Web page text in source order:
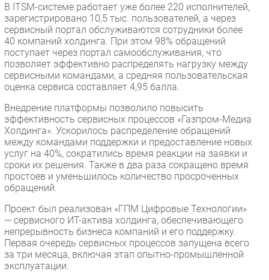
В ITSM-системе работает уже более 220 исполнителей,
зарегистрировано 10,5 тыс. пользователей, а через
сервисный портал обслуживаются сотрудники более
40 компаний холдинга. При этом 98% обращений
поступает через портал самообслуживания, что
позволяет эффективно распределять нагрузку между
сервисными командами, а средняя пользовательская
оценка сервиса составляет 4,95 балла.
Внедрение платформы позволило повысить
эффективность сервисных процессов «Газпром-Медиа
Холдинга». Ускорилось распределение обращений
между командами поддержки и предоставление новых
услуг на 40%, сократились время реакции на заявки и
сроки их решения. Также в два раза сокращено время
простоев и уменьшилось количество просроченных
обращений.
Проект был реализован «ГПМ Цифровые Технологии»
— сервисного ИТ-актива холдинга, обеспечивающего
непрерывность бизнеса компаний и его поддержку.
Первая очередь сервисных процессов запущена всего
за три месяца, включая этап опытно-промышленной
эксплуатации.